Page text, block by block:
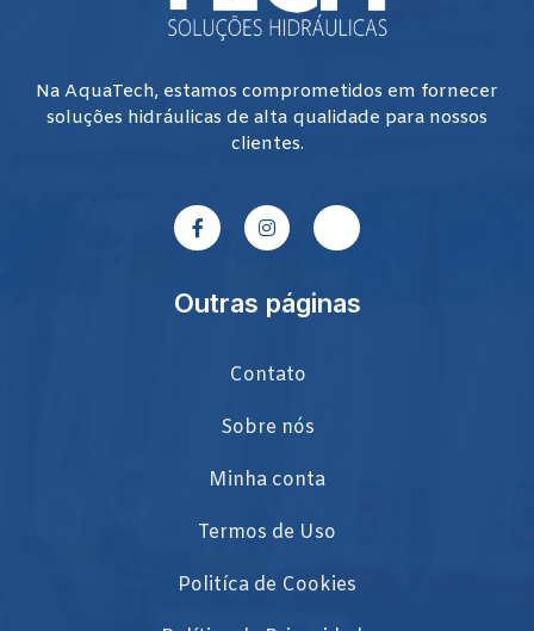
Na AquaTech, estamos comprometidos em fornecer
soluções hidráulicas de alta qualidade para nossos
clientes.
Outras páginas
Contato
Sobre nós
Minha conta
Termos de Uso
Politíca de Cookies